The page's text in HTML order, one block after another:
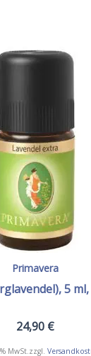
Primavera
5
24,90 €
MwSt.zzgl.